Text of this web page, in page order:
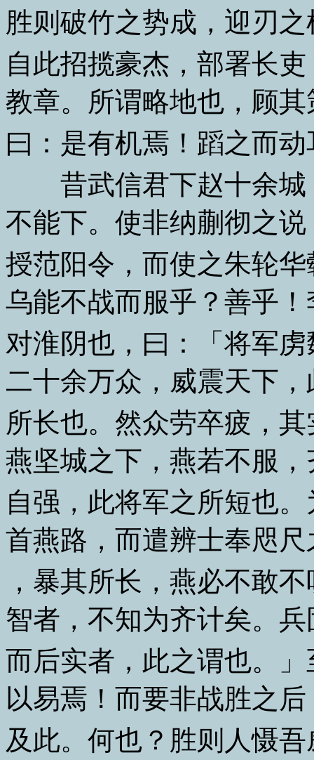
胜则破竹之势成，迎刃
自此招揽豪杰，部署长
教章。所谓略地也，顾
曰：是有机焉！蹈之而
昔武信君下赵十余城
不能下。使非纳蒯彻之
授范阳令，而使之朱轮
乌能不战而服乎？善乎
对淮阴也，曰：「将军
二十余万众，威震天下
所长也。然众劳卒疲，
燕坚城之下，燕若不服
自强，此将军之所短也
首燕路，而遣辨士奉咫
，暴其所长，燕必不敢
智者，不知为齐计矣。
而后实者，此之谓也。
以易焉！而要非战胜之
及此。何也？胜则人慑